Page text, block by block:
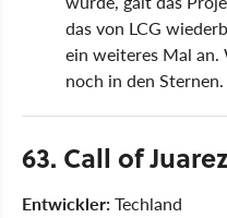
das von LCG
ein weiteres Mal an.
noch in den Sternen.
63. Call of
Entwickler:Techland